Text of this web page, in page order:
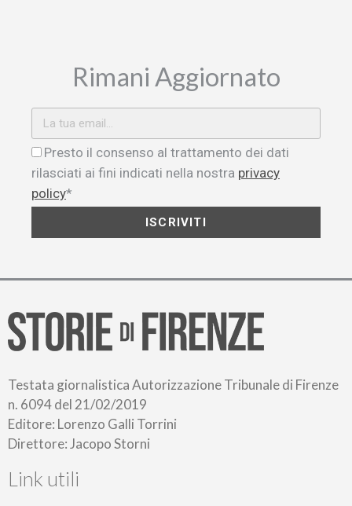
Rimani Aggiornato
Presto il consenso al trattamento dei dati
rilasciati ai fini indicati nella nostra privacy
policy*
ISCRIVITI
Testata giornalistica Autorizzazione Tribunale di Firenze
n. 6094 del 21/02/2019
Editore: Lorenzo Galli Torrini
Direttore: Jacopo Storni
Link utili